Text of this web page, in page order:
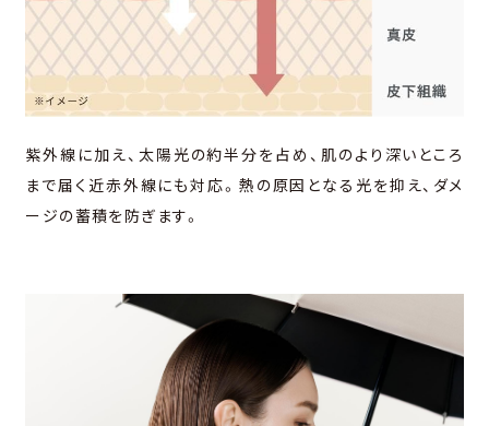
紫外線に加え、太陽光の約半分を占め、肌のより深いところ
まで届く近⾚外線にも対応。熱の原因となる光を抑え、ダメ
ージの蓄積を防ぎます。